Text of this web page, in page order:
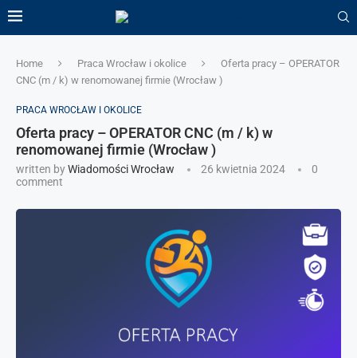
Home Praca Wrocław i okolice
Oferta pracy – OPERATOR
CNC (m / k) w renomowanej firmie (Wrocław )
PRACA WROCŁAW I OKOLICE
Oferta pracy – OPERATOR CNC (m / k) w
renomowanej firmie (Wrocław )
written byWiadomości Wrocław 26 kwietnia 2024
0
comment